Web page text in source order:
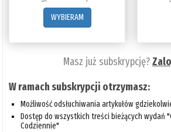
WYBIERAM
Masz już subskrypcję?
W ramach subskrypcji otrzymasz:
Możliwość odsłuchiwania artykułów
Dostęp do wszystkich treści bieżących wydań
Codziennie"